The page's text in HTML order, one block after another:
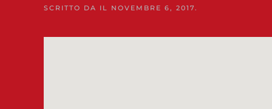
SCRITTO DA IL NOVEMBRE 6, 2017.